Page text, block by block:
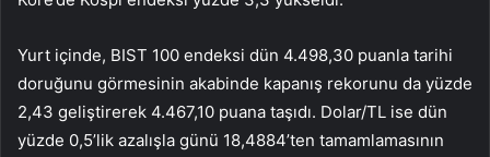
Yurt içinde, BIST 100 endeksi dün 4.498,30 puanla tarihi
doruğunu görmesinin akabinde kapanış rekorunu da yüzde
2,43 geliştirerek 4.467,10 puana taşıdı. Dolar/TL ise dün
yüzde 0,5’lik azalışla günü 18,4884’ten tamamlamasının